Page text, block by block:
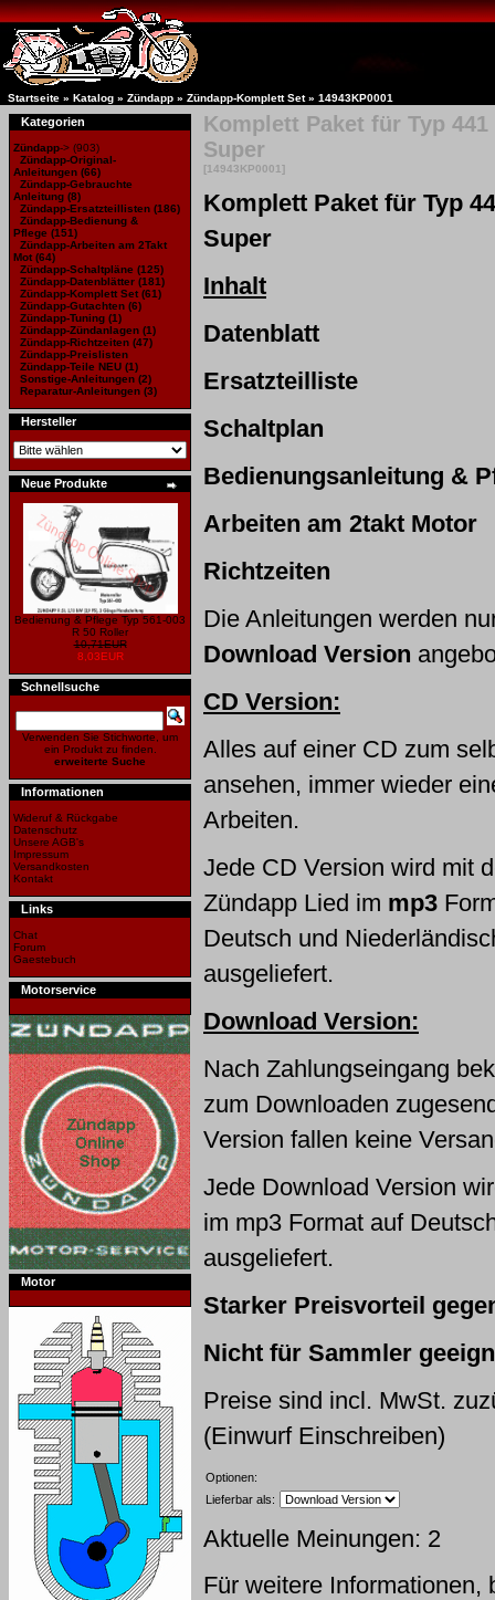
Startseite » Katalog » Zündapp » Zündapp-Komplett Set» 14943KP0001
Kategorien
Zündapp-> (903)
Zündapp-Original-
Anleitungen (66)
Zündapp-Gebrauchte
Anleitung (8)
Zündapp-Ersatzteillisten (186)
Zündapp-Bedienung &
Pflege (151)
Zündapp-Arbeiten am 2Takt
Mot (64)
Zündapp-Schaltpläne (125)
Zündapp-Datenblätter (181)
Zündapp-Komplett Set (61)
Zündapp-Gutachten (6)
Zündapp-Tuning (1)
Zündapp-Zündanlagen (1)
Zündapp-Richtzeiten (47)
Zündapp-Preislisten
Zündapp-Teile NEU (1)
Sonstige-Anleitungen (2)
Reparatur-Anleitungen (3)
Hersteller
Neue Produkte
Bedienung & Pflege Typ 561-003
R 50 Roller
10,71EUR
8,03EUR
Schnellsuche
Verwenden Sie Stichworte, um
ein Produkt zu finden.
erweiterte Suche
Informationen
Wideruf & Rückgabe
Datenschutz
Unsere AGB's
Impressum
Versandkosten
Kontakt
Links
Chat
Forum
Gaestebuch
Motorservice
Motor
Komplett Paket für Typ 441
Super
[14943KP0001]
Komplett Paket für Typ
Super
Inhalt
Datenblatt
Ersatzteilliste
Schaltplan
Bedienungsanleitung &
Arbeiten am 2takt Motor
Richtzeiten
Die Anleitungen werden
Download Version
CD Version:
Alles auf einer CD zum
ansehen, immer wieder
Arbeiten.
Jede CD Version wird mit
Zündapp Lied im mp3
Deutsch und
ausgeliefert.
Download Version:
Nach Zahlungseingang
zum Downloaden
Version fallen keine
Jede Download Version
im mp3 Format auf
ausgeliefert.
Starker Preisvorteil
Nicht für Sammler
Preise sind incl. MwSt.
(Einwurf Einschreiben)
Optionen:
Lieferbar als:
Aktuelle Meinungen: 2
Für weitere Informationen,